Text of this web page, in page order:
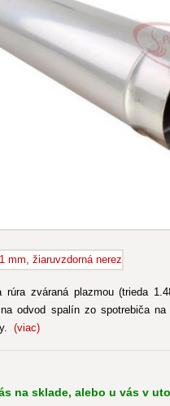
rúra zváraná plazmou (trieda
odvod spalín zo spotrebiča na
(viac)
na sklade, alebo u vás v